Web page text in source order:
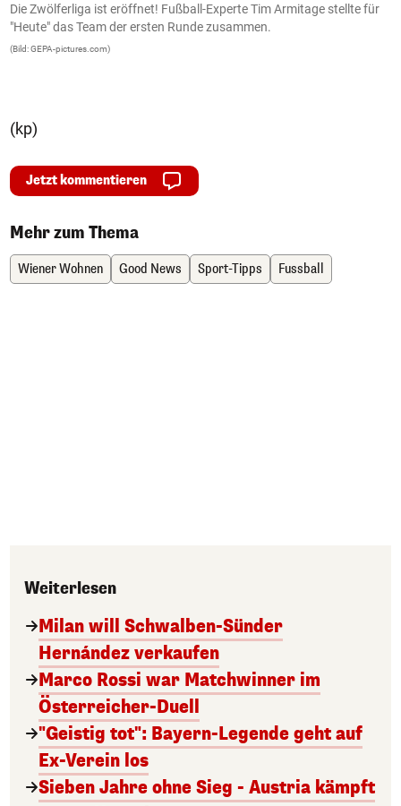
Die Zwölferliga ist eröffnet! Fußball-Experte Tim Armitage stellte für
"Heute" das Team der ersten Runde zusammen.
(Bild: GEPA-pictures.com)
(kp)
Jetzt kommentieren
Mehr zum Thema
Wiener Wohnen Good News Sport-Tipps Fussball
Weiterlesen
Milan will Schwalben-Sünder
Hernández verkaufen
Marco Rossi war Matchwinner im
Österreicher-Duell
"Geistig tot": Bayern-Legende geht auf
Ex-Verein los
Sieben Jahre ohne Sieg - Austria kämpft